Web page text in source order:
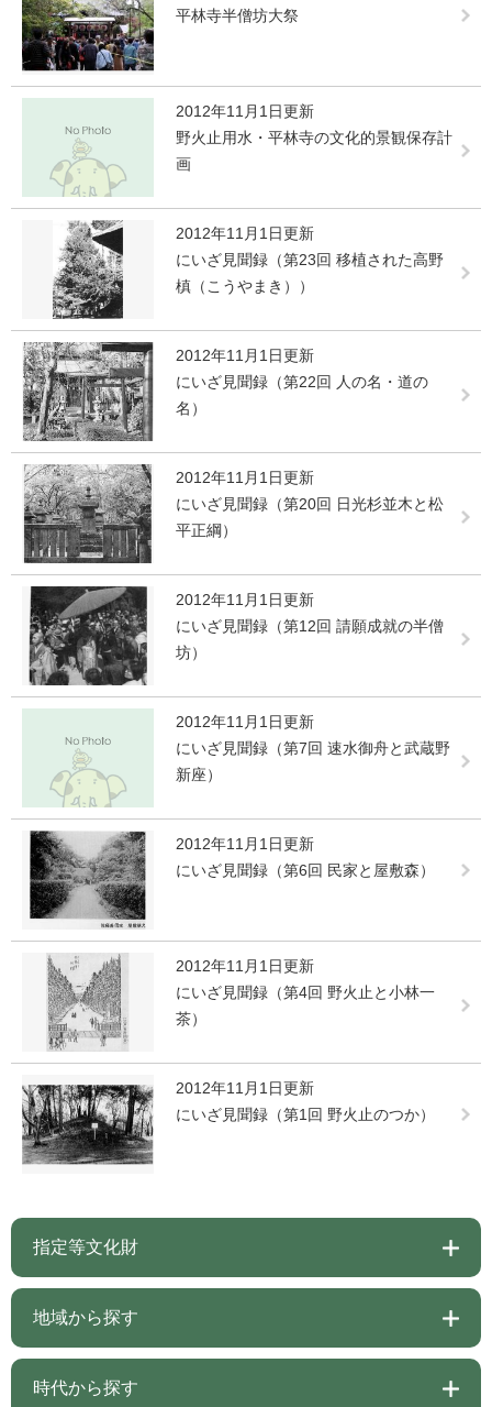
平林寺半僧坊大祭
2012年11月1日更新
野火止用水・平林寺の文化的景観保存計
画
2012年11月1日更新
にいざ見聞録（第23回 移植された高野
槙（こうやまき））
2012年11月1日更新
にいざ見聞録（第22回 人の名・道の
名）
2012年11月1日更新
にいざ見聞録（第20回 日光杉並木と松
平正綱）
2012年11月1日更新
にいざ見聞録（第12回 請願成就の半僧
坊）
2012年11月1日更新
にいざ見聞録（第7回 速水御舟と武蔵野
新座）
2012年11月1日更新
にいざ見聞録（第6回 民家と屋敷森）
2012年11月1日更新
にいざ見聞録（第4回 野火止と小林一
茶）
2012年11月1日更新
にいざ見聞録（第1回 野火止のつか）
指定等文化財
地域から探す
時代から探す